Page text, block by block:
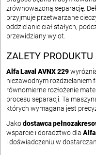
zrównoważoną separację.
przyjmuje przetwarzane
oddzielanie ciał stałych,
przewidziany wylot.
ZALETY PRODUKTU
Alfa Laval AVNX 229
niezawodnym rozdzielaniem
równomierne rozłożenie
procesu separacji. Ta
których wymagana jest
Jakodostawca
wsparcie i doradztwo dla Alfa
i doświadczeniu w